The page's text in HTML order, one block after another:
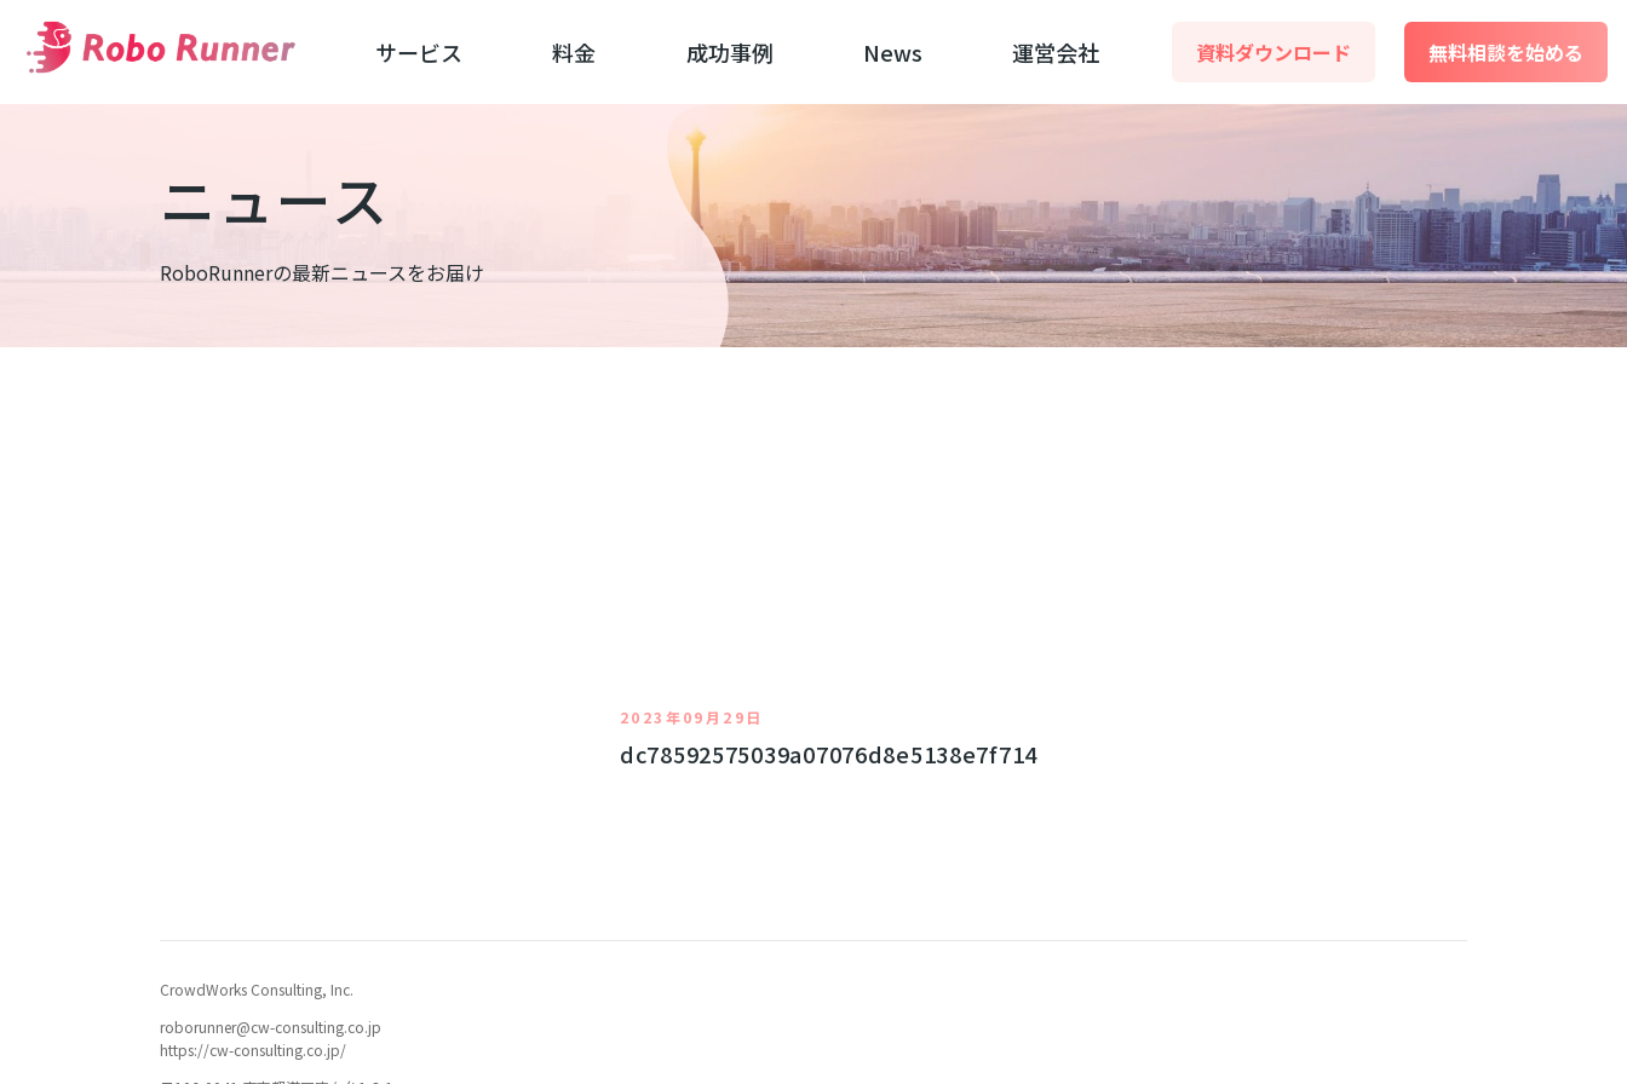
サービス 料金 成功事例 News 運営会社 資料ダウンロード 無料相談を始める
ニュース
RoboRunnerの最新ニュースをお届け
2023年09月29日
dc78592575039a07076d8e5138e7f714
CrowdWorks Consulting, Inc.
roborunner@cw-consulting.co.jp
https://cw-consulting.co.jp/